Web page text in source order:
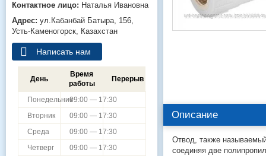
Описание
Отвод, также
соединяя две
Наталья Ивановна
ул.Кабанбай Батыра, 156,
Усть-Каменогорск, Казахстан
Написать нам
День
Время
работы
Перерыв
Понедельник09:00 — 17:30
Вторник
09:00 — 17:30
Среда
09:00 — 17:30
Четверг
09:00 — 17:30